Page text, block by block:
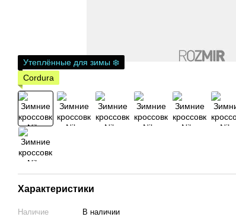
Утеплённые для зимы ❄️
Cordura
Характеристики
Наличие
В наличии